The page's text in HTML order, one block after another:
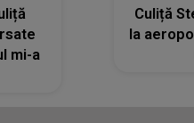
mi-a
Culiță
la